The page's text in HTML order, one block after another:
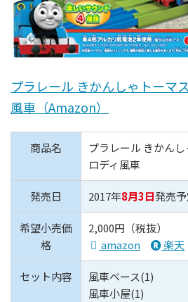
プラレール きかんしゃトーマ
風車（Amazon）
商品名
プラレール きかん
ロディ風車
発売日 2017年8月3日発売
希望小売価
格
2,000円（税抜）
amazon
楽天
セット内容
風車ベース(1)
風車小屋(1)